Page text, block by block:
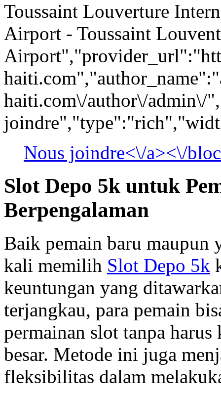
Toussaint Louverture
Airport - Toussaint
haiti.com\/author\/admin\/
Nous joindre<\/a><\/
Slot Depo 5k untuk
Berpengalaman
Baik pemain baru maupun
kali memilih Slot Depo 5k
keuntungan yang
terjangkau, para pemain
permainan slot tanpa
besar. Metode ini juga
fleksibilitas dalam